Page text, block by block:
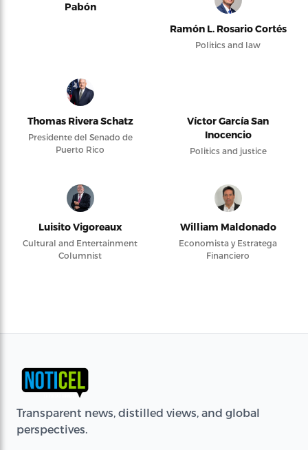
Pabón
Ramón L. Rosario Cortés
Politics and law
Thomas Rivera Schatz
Presidente del Senado de
Puerto Rico
Víctor García San
Inocencio
Politics and justice
Luisito Vigoreaux
Cultural and Entertainment
Columnist
William Maldonado
Economista y Estratega
Financiero
Transparent news, distilled views, and global
perspectives.